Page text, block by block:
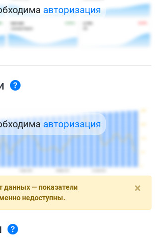
авторизация
авторизация
×
данных — показатели
недоступны.